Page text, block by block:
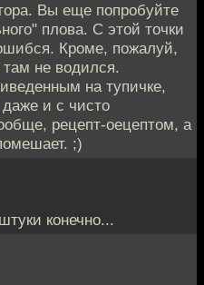
Вы еще попробуйте
плова. С этой точки
Кроме, пожалуй,
не водился.
на тупичке,
и с чисто
рецепт-оецептом, а
;)
конечно...